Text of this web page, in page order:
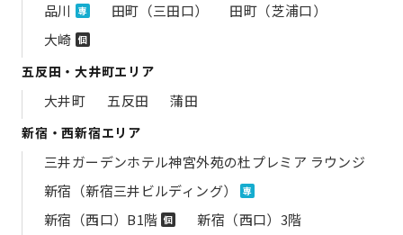
品川 専 田町（三田口）
田町（芝浦口）
大崎 個
五反田・大井町エリア
大井町 五反田 蒲田
新宿・西新宿エリア
三井ガーデンホテル神宮外苑の​杜プレミア ラウンジ
新宿（新宿三井ビルディング）
専
新宿（西口）B1階 個
新宿（西口）3階